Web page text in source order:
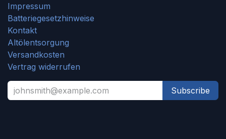
Impressum
Batteriegesetzhinweise
Kontakt
Altölentsorgung
Versandkosten
Vertrag widerrufen
Subscribe